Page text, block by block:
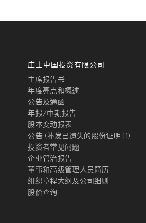
庄士中国投资有限公司
主席报告书
年度亮点和概述
公告及通函
年报/中期报告
股本变动报表
公告 (补发已遗失的股份证明书)
投资者常见问题
企业管治报告
董事和高级管理人员简历
组织章程大纲及公司细则
股价查询